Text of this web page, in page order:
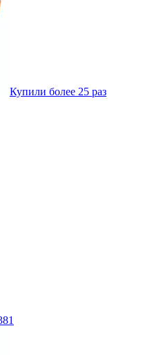
Купили более 25 раз